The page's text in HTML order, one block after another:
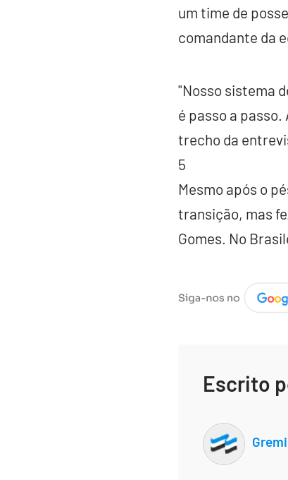
um time de
comandante da
"Nosso sistema
é passo a
trecho da
5
Mesmo após o
transição, mas
Gomes. No
Escrito